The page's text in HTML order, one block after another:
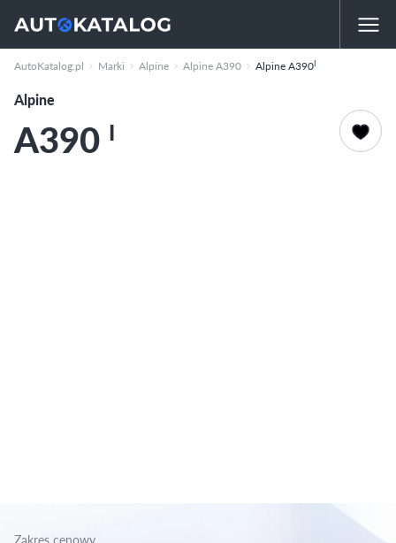
AutoKatalog.pl Marki Alpine Alpine A390 Alpine A390I
Alpine
A390 I
Zakres cenowy